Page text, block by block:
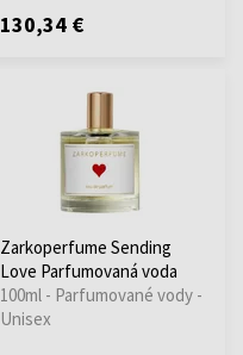
130,34 €
Zarkoperfume Sending
Love Parfumovaná voda
100ml - Parfumované vody -
Unisex